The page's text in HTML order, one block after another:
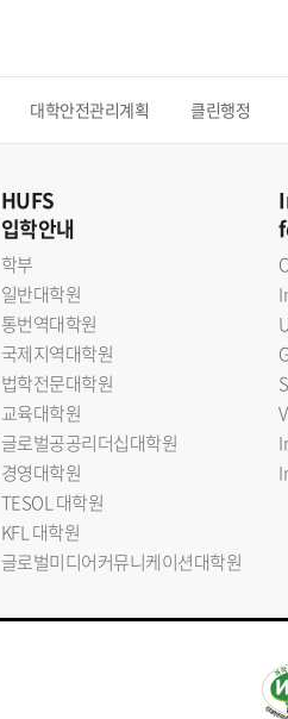
대학안전관리계획 클린행정
HUFS
입학안내
학부
일반대학원
통번역대학원
국제지역대학원
법학전문대학원
교육대학원
글로벌공공리더십대학원
경영대학원
TESOL 대학원
KFL 대학원
글로벌미디어커뮤니케이션대학원